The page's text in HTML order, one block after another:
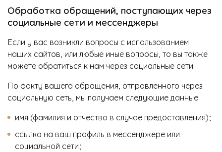
Обработка обращений, поступающих через
социальные сети и мессенджеры
Если у вас возникли вопросы с использованием
наших сайтов, или любые иные вопросы, то вы также
можете обратиться к нам через социальные сети.
По факту вашего обращения, отправленного через
социальную сеть, мы получаем следующие данные:
имя (фамилия и отчество в случае предоставления);
ссылка на ваш профиль в мессенджере или
социальной сети;